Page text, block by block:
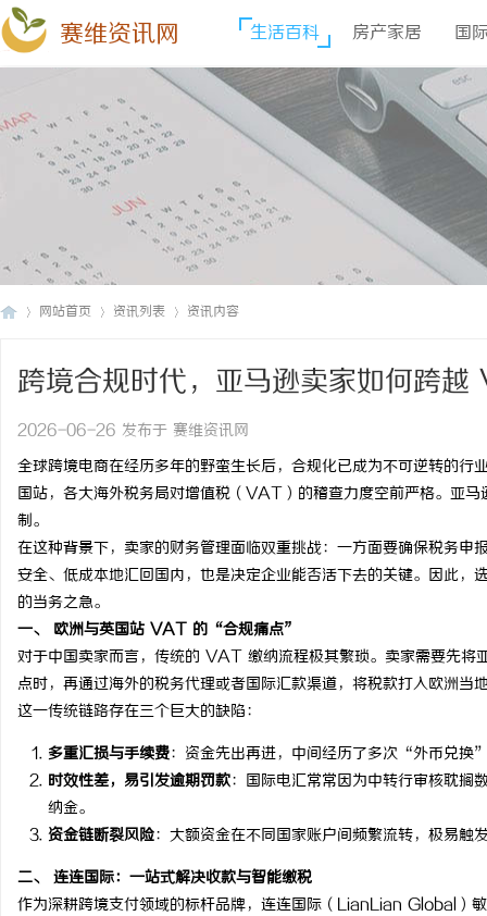
赛维资讯网 生活百科 房产家居 国
网站首页 资讯列表 资讯内容
跨境合规时代，亚马逊卖家如何跨
2026-06-26 发布于 赛维资讯网
全球跨境电商在经历多年的野蛮生长后，合规化已成为不可逆转的
国站，各大海外税务局对增值税（VAT）的稽查力度空前严格。亚
制。
在这种背景下，卖家的财务管理面临双重挑战：一方面要确保税务
安全、低成本地汇回国内，也是决定企业能否活下去的关键。因此，
的当务之急。
一、 欧洲与英国站 VAT 的“合规痛点”
对于中国卖家而言，传统的 VAT 缴纳流程极其繁琐。卖家需要先将
点时，再通过海外的税务代理或者国际汇款渠道，将税款打入欧洲当
这一传统链路存在三个巨大的缺陷：
多重汇损与手续费：资金先出再进，中间经历了多次“外币兑换
时效性差，易引发逾期罚款：国际电汇常常因为中转行审核耽搁
纳金。
资金链断裂风险：大额资金在不同国家账户间频繁流转，极易触
二、 连连国际：一站式解决收款与智能缴税
作为深耕跨境支付领域的标杆品牌，连连国际（LianLian Global）